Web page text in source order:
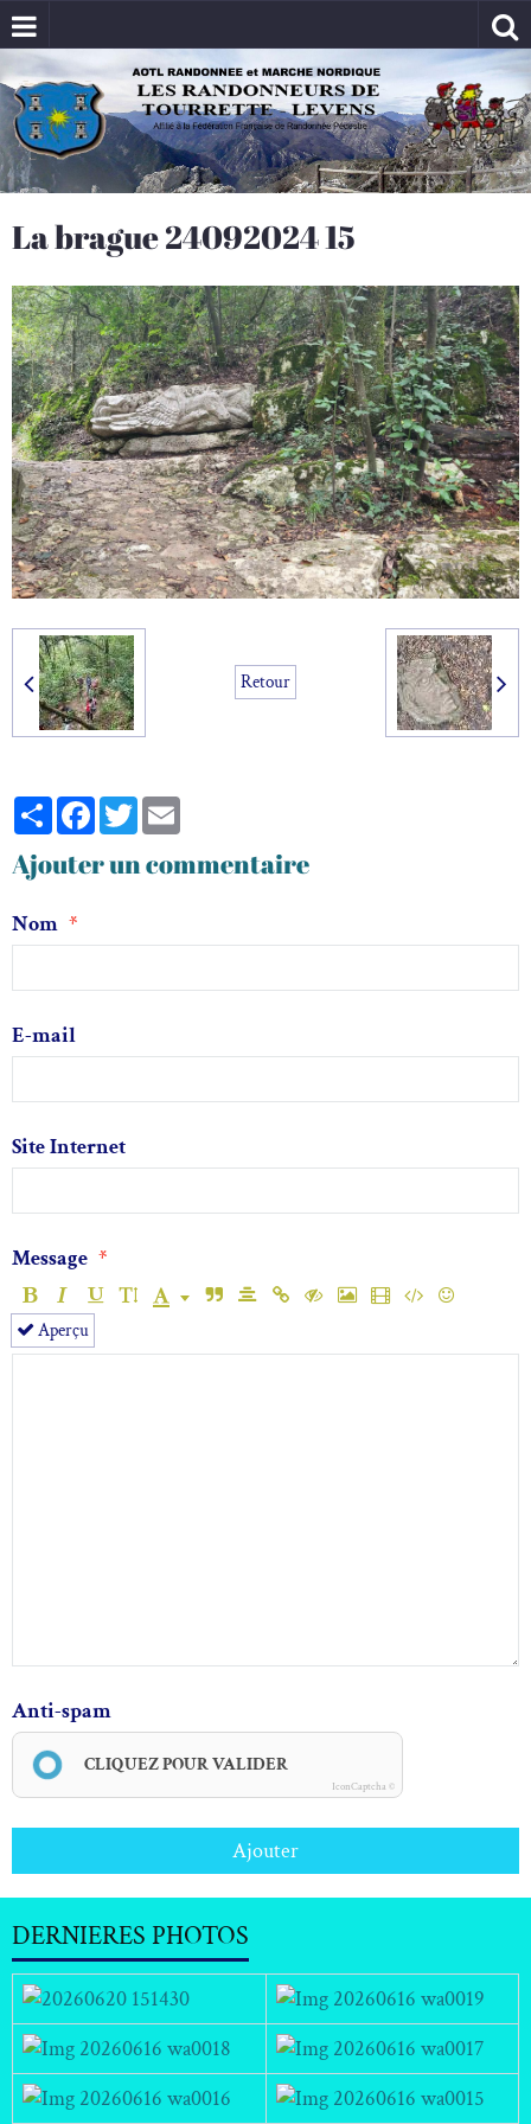
La brague 24092024 15
Retour
PartagerFacebook
Twitter
Ajouter un commentaire
Nom
E-mail
Site Internet
Message
Aperçu
Anti-spam
CLIQUEZ POUR VALIDER
IconCaptcha ©
Ajouter
DERNIERES PHOTOS